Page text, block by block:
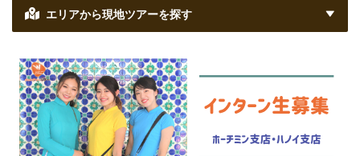
エリアから現地ツアーを探す